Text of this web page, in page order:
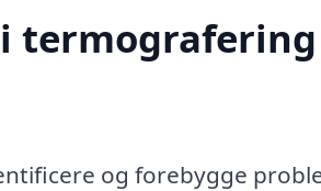
og forebygge